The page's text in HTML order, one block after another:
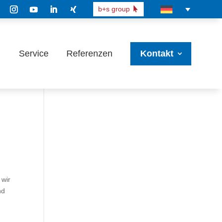
b+s group
Service Referenzen Kontakt
wir